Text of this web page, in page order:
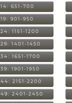
14: 651-700
19: 901-950
24: 1151-1200
29: 1401-1450
34: 1651-1700
39: 1901-1950
44: 2151-2200
49: 2401-2450